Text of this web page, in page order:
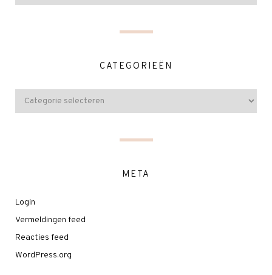
CATEGORIEËN
META
Login
Vermeldingen feed
Reacties feed
WordPress.org